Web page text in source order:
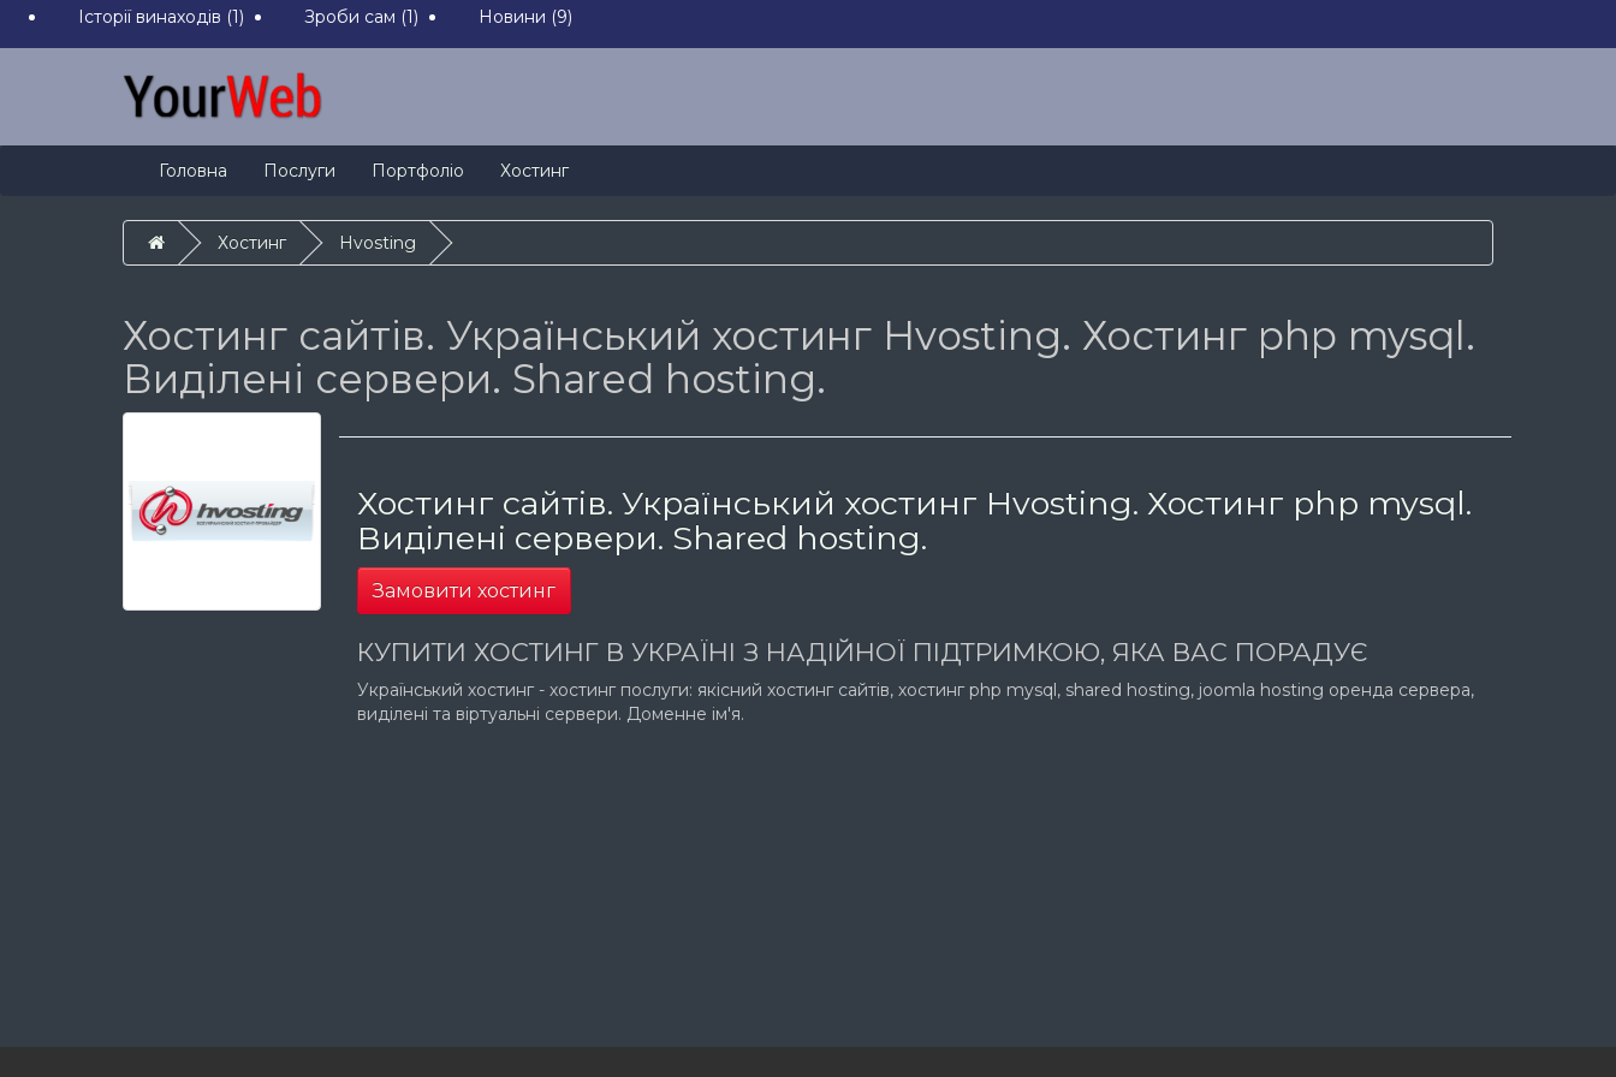
Історії винаходів (1) Зроби сам (1) Новини (9)
Головна Послуги Портфоліо Хостинг
Хостинг Hvosting
Хостинг сайтів. Український хостинг Hvosting. Хостинг php mysql.
Виділені сервери. Shared hosting.
Хостинг сайтів. Український хостинг Hvosting. Хостинг php mysql.
Виділені сервери. Shared hosting.
Замовити хостинг
КУПИТИ ХОСТИНГ В УКРАЇНІ З НАДІЙНОЇ ПІДТРИМКОЮ, ЯКА ВАС ПОРАДУЄ
Український хостинг - хостинг послуги: якісний хостинг сайтів, хостинг php mysql, shared hosting, joomla hosting оренда сервера,
виділені та віртуальні сервери. Доменне ім'я.